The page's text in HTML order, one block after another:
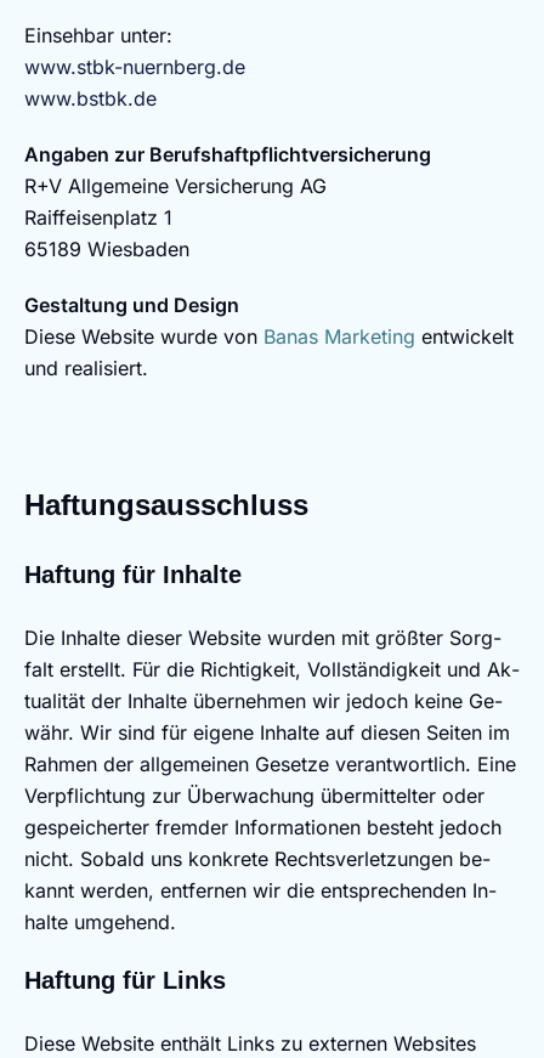
Einsehbar unter:
www.stbk-nuernberg.de
www.bstbk.de
Angaben zur Berufshaftpflichtversicherung
R+V Allgemeine Versicherung AG
Raiffeisenplatz 1
65189 Wiesbaden
Gestaltung und Design
Diese Website wurde von Banas Marketing entwickelt
und realisiert.
Haft­ungs­aus­schluss
Haft­ung für In­hal­te
Die In­hal­te die­ser Web­site wur­den mit größ­ter Sorg­
falt er­stellt. Für die Richtig­keit, Voll­stän­dig­keit und Ak­
tu­a­li­tät der In­hal­te über­neh­men wir je­doch kei­ne Ge­
währ. Wir sind für ei­ge­ne In­hal­te auf die­sen Sei­ten im
Rah­men der all­ge­mei­nen Ge­set­ze ver­ant­wort­lich. Ei­ne
Ver­pflich­tung zur Über­wa­chung über­mit­tel­ter oder
ge­spei­cher­ter frem­der In­for­ma­tio­nen be­steht je­doch
nicht. So­bald uns kon­k­re­te Rechts­ver­let­zun­gen be­
kannt wer­den, ent­fer­nen wir die ent­spre­chen­den In­
hal­te um­ge­hend.
Haft­ung für Links
Die­se Web­site ent­hält Links zu ex­ter­nen Web­sites